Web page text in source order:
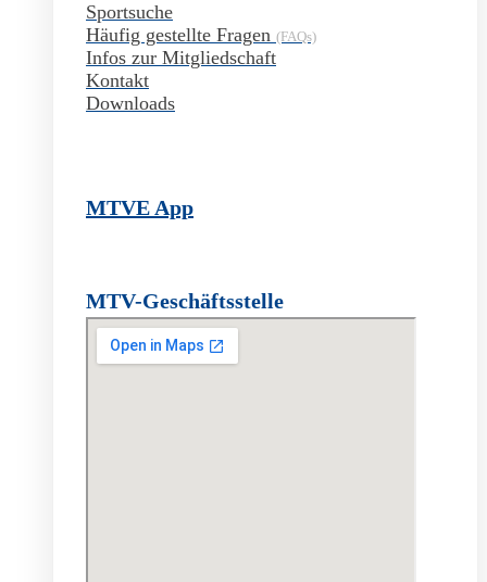
Sportsuche
Häufig gestellte Fragen (FAQs)
Infos zur Mitgliedschaft
Kontakt
Downloads
MTVE App
MTV-Geschäftsstelle